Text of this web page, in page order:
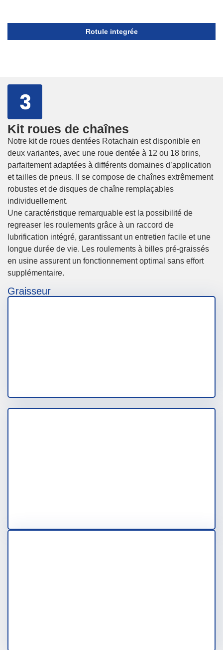
Rotule integrée
Kit roues de chaînes
Notre kit de roues dentées Rotachain est disponible en
deux variantes, avec une roue dentée à 12 ou 18 brins,
parfaitement adaptées à différents domaines d’application
et tailles de pneus. Il se compose de chaînes extrêmement
robustes et de disques de chaîne remplaçables
individuellement.
Une caractéristique remarquable est la possibilité de
regreaser les roulements grâce à un raccord de
lubrification intégré, garantissant un entretien facile et une
longue durée de vie. Les roulements à billes pré-graissés
en usine assurent un fonctionnement optimal sans effort
supplémentaire.
Graisseur